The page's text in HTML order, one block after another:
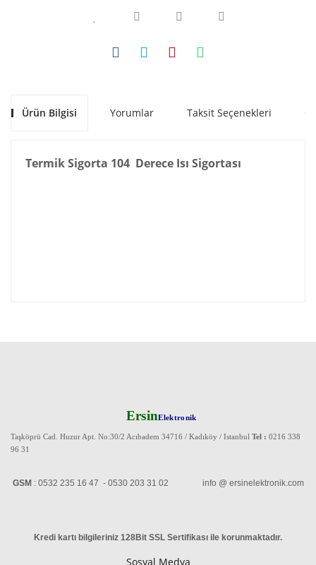
Ürün Bilgisi Yorumlar Taksit Seçenekleri
Termik Sigorta 104 Derece Isı Sigortası
ErsinElektronik
Taşköprü Cad. Huzur Apt. No:30/2 Acıbadem 34716 / Kadıköy / Istanbul Tel : 0216 338
96 31
GSM : 0532 235 16 47 - 0530 203 31 02 info @ ersinelektronik.com
Kredi kartı bilgileriniz 128Bit SSL Sertifikası ile korunmaktadır.
Sosyal Medya